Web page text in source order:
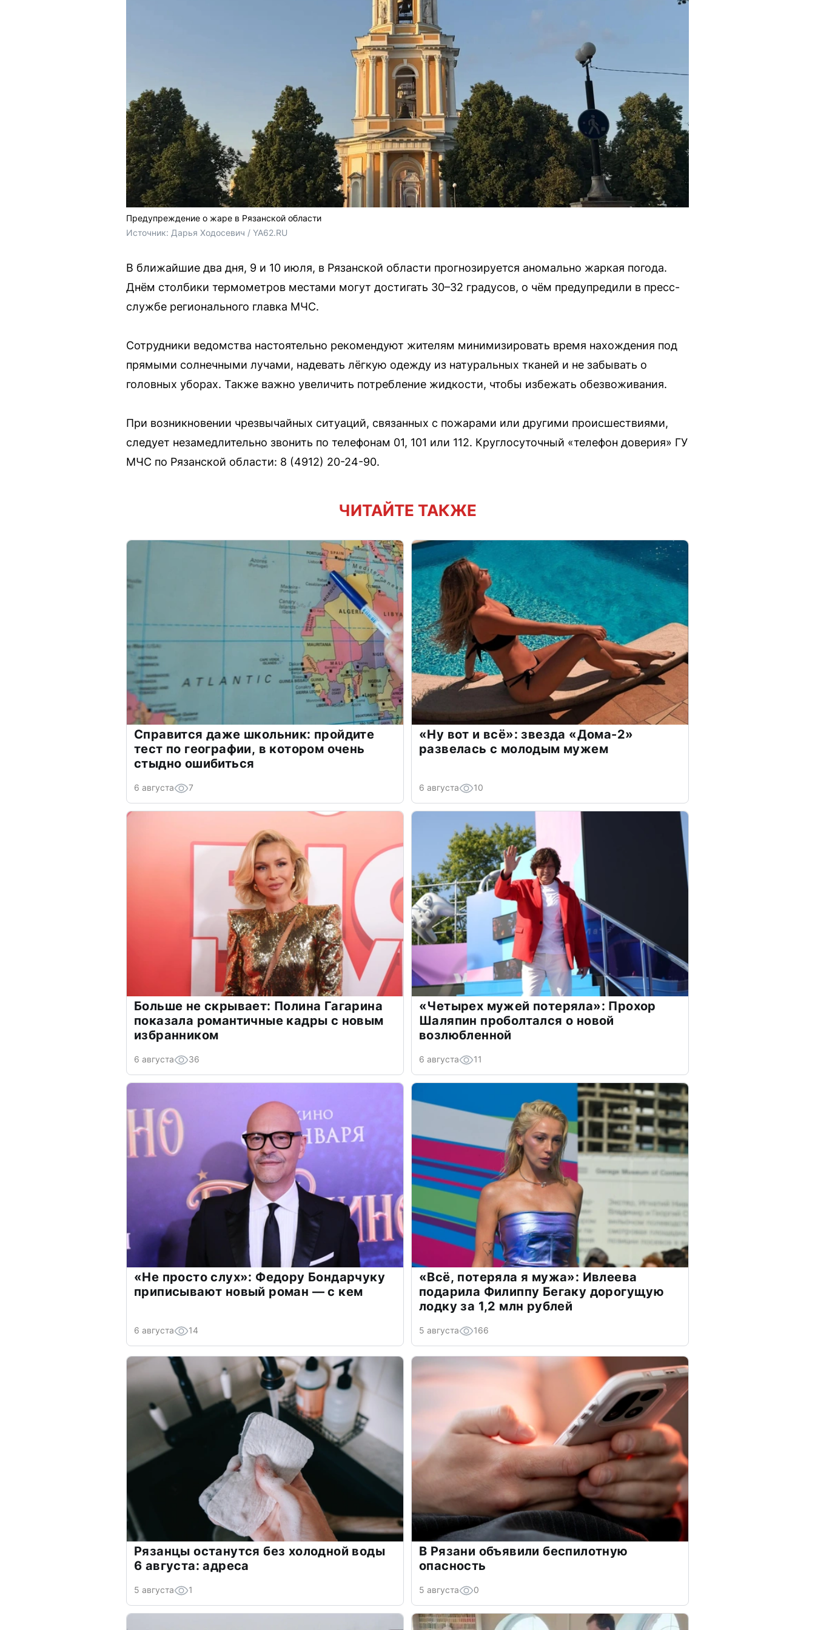
Предупреждение о жаре в Рязанской области
Источник: Дарья Ходосевич / YA62.RU
В ближайшие два дня, 9 и 10 июля, в Рязанской области прогнозируется аномально жаркая погода.
Днём столбики термометров местами могут достигать 30–32 градусов, о чём предупредили в пресс-
службе регионального главка МЧС.
Сотрудники ведомства настоятельно рекомендуют жителям минимизировать время нахождения под
прямыми солнечными лучами, надевать лёгкую одежду из натуральных тканей и не забывать о
головных уборах. Также важно увеличить потребление жидкости, чтобы избежать обезвоживания.
При возникновении чрезвычайных ситуаций, связанных с пожарами или другими происшествиями,
следует незамедлительно звонить по телефонам 01, 101 или 112. Круглосуточный «телефон доверия» ГУ
МЧС по Рязанской области: 8 (4912) 20-24-90.
ЧИТАЙТЕ ТАКЖЕ
Справится даже школьник: пройдите
тест по географии, в котором очень
стыдно ошибиться
6 августа 7
«Ну вот и всё»: звезда «Дома-2»
развелась с молодым мужем
6 августа 10
Больше не скрывает: Полина Гагарина
показала романтичные кадры с новым
избранником
6 августа 36
«Четырех мужей потеряла»: Прохор
Шаляпин проболтался о новой
возлюбленной
6 августа 11
«Не просто слух»: Федору Бондарчуку
приписывают новый роман — с кем
6 августа 14
«Всё, потеряла я мужа»: Ивлеева
подарила Филиппу Бегаку дорогущую
лодку за 1,2 млн рублей
5 августа 166
Рязанцы останутся без холодной воды
6 августа: адреса
5 августа 1
В Рязани объявили беспилотную
опасность
5 августа 0